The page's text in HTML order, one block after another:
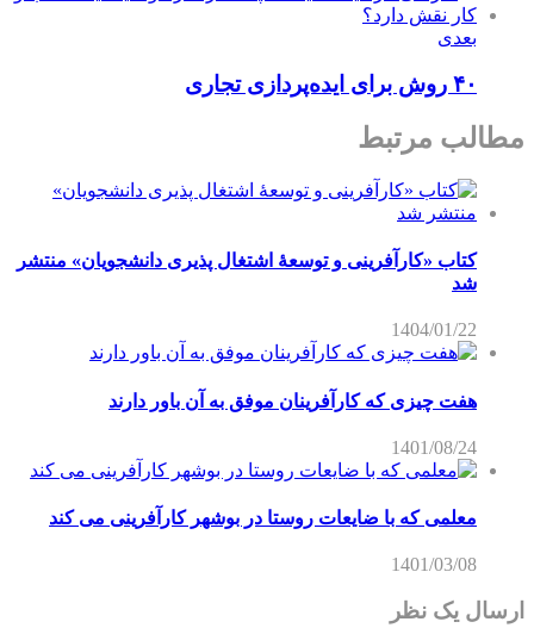
بعدی
۴۰ روش برای ایده‌پردازی تجاری
مطالب مرتبط
کتاب «کارآفرینی و توسعۀ اشتغال پذیری دانشجویان» منتشر
شد
1404/01/22
هفت چیزی که کارآفرینان موفق به آن باور دارند
1401/08/24
معلمی که با ضایعات روستا در بوشهر کارآفرینی می کند
1401/03/08
ارسال یک نظر